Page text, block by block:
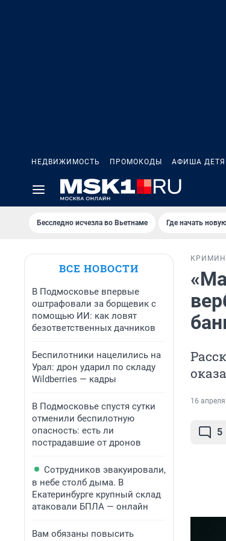
НЕДВИЖИМОСТЬ ПРОМОКОДЫ АФИША
Бесследно исчезла во Вьетнаме Где начать
ВСЕ НОВОСТИ
В Подмосковье впервые
оштрафовали за борщевик с
помощью ИИ: как ловят
безответственных дачников
Беспилотники нацелились на
Урал: дрон ударил по складу
Wildberries — кадры
В Подмосковье спустя сутки
отменили беспилотную
опасность: есть ли
пострадавшие от дронов
Сотрудников эвакуировали,
в небе столб дыма. В
Екатеринбурге крупный склад
атаковали БПЛА — онлайн
Вам обязаны повысить
16
5